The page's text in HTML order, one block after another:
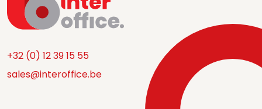
+32 (0) 12 39 15 55
sales@interoffice.be